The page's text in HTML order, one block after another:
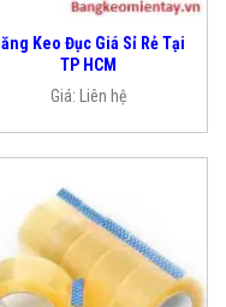
Keo Đục Giá Sỉ Rẻ Tại
TP HCM
Giá:
Liên hệ